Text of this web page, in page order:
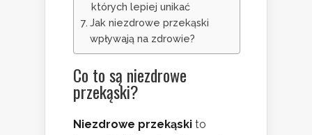
których lepiej unikać
Jak niezdrowe przekąski
wpływają na zdrowie?
Co to są niezdrowe
przekąski?
Niezdrowe przekąski to